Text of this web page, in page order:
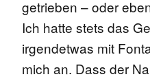
getrieben – oder
Ich hatte stets das
irgendetwas mit
mich an. Dass der